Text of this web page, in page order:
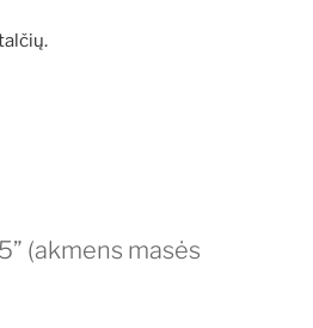
(akmens masės